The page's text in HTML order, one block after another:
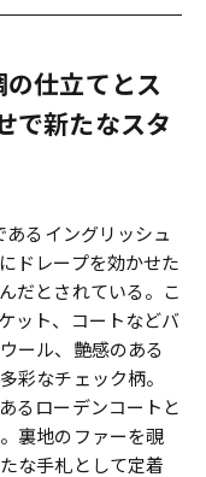
仕立てとス
で新たなスタ
るイングリッシュ
ドレープを効かせた
だとされている。こ
ット、コートなどバ
ール、艶感のある
彩なチェック柄。
るローデンコートと
裏地のファーを覗
な手札として定着